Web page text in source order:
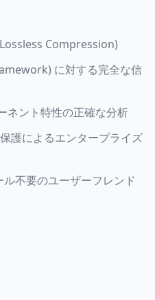
Compression)
に対する完全な信
ネント特性の正確な分析
護によるエンタープライズ
不要のユーザーフレンド